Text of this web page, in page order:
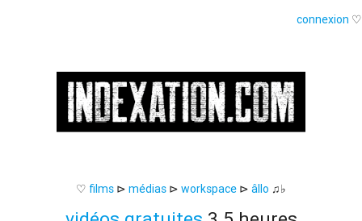
connexion ♡
♡ films ⊳ médias ⊳ workspace ⊳ âllo ♫♭